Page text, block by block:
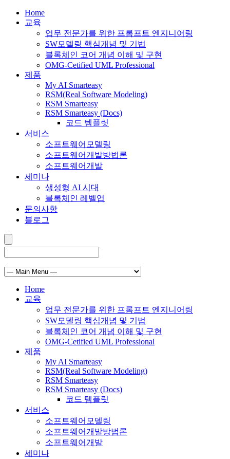
Home
교육
업무 전문가를 위한 프롬프트 엔지니어링
SW모델링 핵심개념 및 기법
블록체인 코어 개념 이해 및 구현
OMG-Cetified UML Professional
제품
My AI Smarteasy
RSM(Real Software Modeling)
RSM Smarteasy
RSM Smarteasy (Docs)
코드 템플릿
서비스
소프트웨어모델링
소프트웨어개발방법론
소프트웨어개발
세미나
생성형 AI 시대
블록체인 레벨업
문의사항
블로그
Home
교육
업무 전문가를 위한 프롬프트 엔지니어링
SW모델링 핵심개념 및 기법
블록체인 코어 개념 이해 및 구현
OMG-Cetified UML Professional
제품
My AI Smarteasy
RSM(Real Software Modeling)
RSM Smarteasy
RSM Smarteasy (Docs)
코드 템플릿
서비스
소프트웨어모델링
소프트웨어개발방법론
소프트웨어개발
세미나